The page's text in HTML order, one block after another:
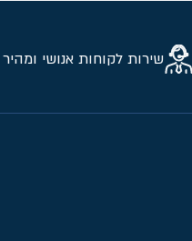
שירות לקוחות אנושי ומהיר